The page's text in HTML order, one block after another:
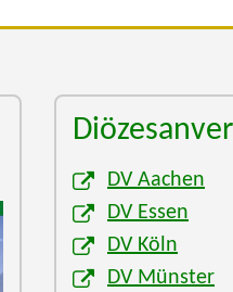
DV Aachen
DV Essen
DV Köln
DV Münster